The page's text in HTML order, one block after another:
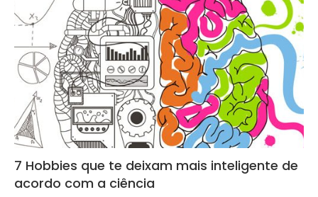
7 Hobbies que te deixam mais inteligente de
acordo com a ciência